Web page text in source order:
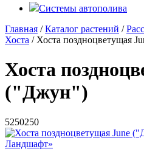
Системы автополива
Главная /Каталог растений /
Хоста / Хоста поздноцветущая
Хоста
("Джун")
5250250